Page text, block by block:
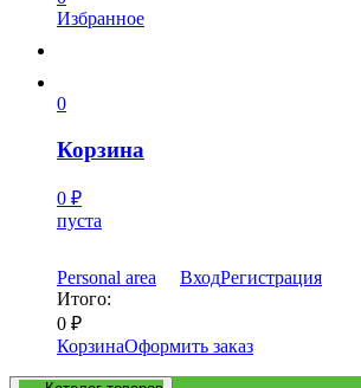
Избранное
0
Корзина
0 ₽
пуста
Personal area ВходРегистрация
Итого:
0 ₽
КорзинаОформить заказ